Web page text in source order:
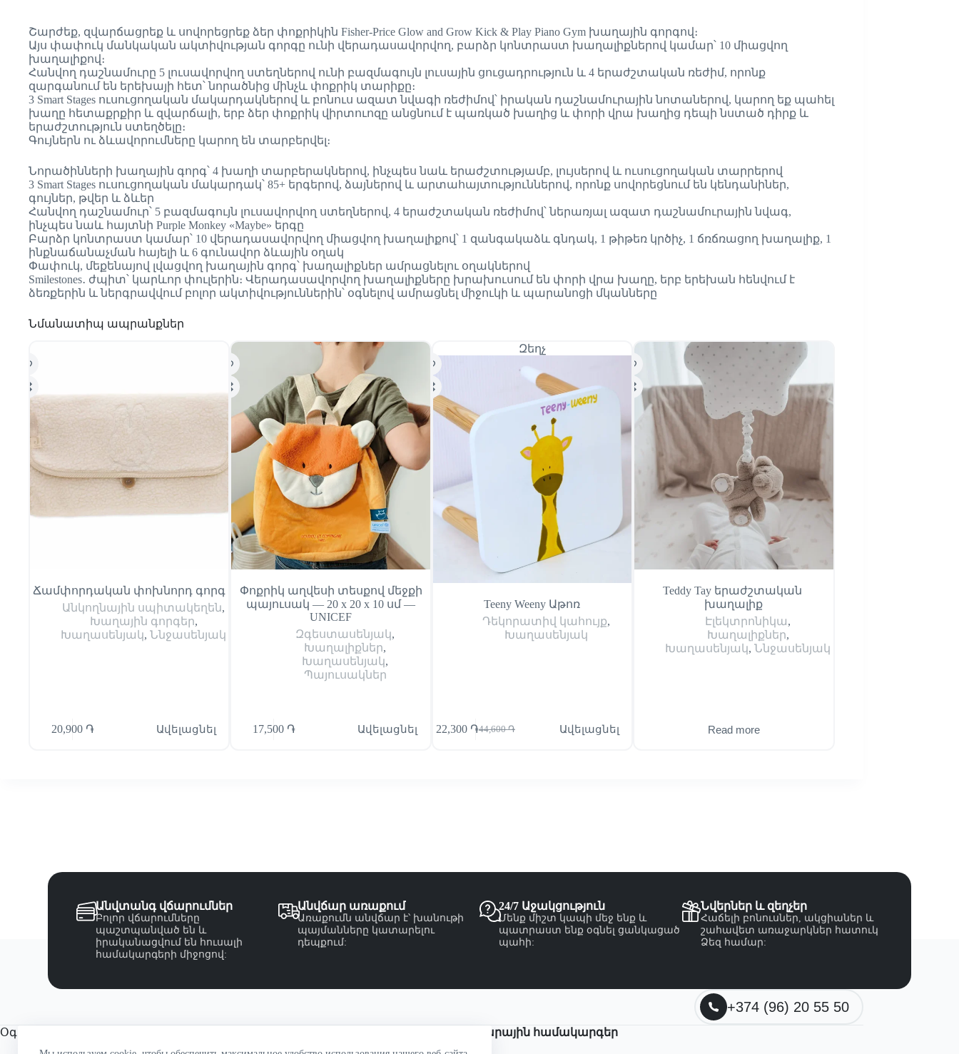
Շարժեք, զվարճացրեք և սովորեցրեք ձեր փոքրիկին Fisher-Price Glow and Grow Kick & Play Piano Gym խաղային գորգով։
Այս փափուկ մանկական ակտիվության գորգը ունի վերադասավորվող, բարձր կոնտրաստ խաղալիքներով կամար՝ 10 միացվող
խաղալիքով։
Հանվող դաշնամուրը 5 լուսավորվող ստեղներով ունի բազմագույն լուսային ցուցադրություն և 4 երաժշտական ռեժիմ, որոնք
զարգանում են երեխայի հետ՝ նորածնից մինչև փոքրիկ տարիքը։
3 Smart Stages ուսուցողական մակարդակներով և բոնուս ազատ նվագի ռեժիմով՝ իրական դաշնամուրային նոտաներով, կարող եք պահել
խաղը հետաքրքիր և զվարճալի, երբ ձեր փոքրիկ վիրտուոզը անցնում է պառկած խաղից և փորի վրա խաղից դեպի նստած դիրք և
երաժշտություն ստեղծելը։
Գույներն ու ձևավորումները կարող են տարբերվել։
Նորածինների խաղային գորգ՝ 4 խաղի տարբերակներով, ինչպես նաև երաժշտությամբ, լույսերով և ուսուցողական տարրերով
3 Smart Stages ուսուցողական մակարդակ՝ 85+ երգերով, ձայներով և արտահայտություններով, որոնք սովորեցնում են կենդանիներ,
գույներ, թվեր և ձևեր
Հանվող դաշնամուր՝ 5 բազմագույն լուսավորվող ստեղներով, 4 երաժշտական ռեժիմով՝ ներառյալ ազատ դաշնամուրային նվագ,
ինչպես նաև հայտնի Purple Monkey «Maybe» երգը
Բարձր կոնտրաստ կամար՝ 10 վերադասավորվող միացվող խաղալիքով՝ 1 զանգակաձև գնդակ, 1 թիթեռ կրծիչ, 1 ճռճռացող խաղալիք, 1
ինքնաճանաչման հայելի և 6 գունավոր ձևային օղակ
Փափուկ, մեքենայով լվացվող խաղային գորգ՝ խաղալիքներ ամրացնելու օղակներով
Smilestones․ ժպիտ՝ կարևոր փուլերին։ Վերադասավորվող խաղալիքները խրախուսում են փորի վրա խաղը, երբ երեխան հենվում է
ձեռքերին և ներգրավվում բոլոր ակտիվություններին՝ օգնելով ամրացնել միջուկի և պարանոցի մկանները
Նմանատիպ ապրանքներ
Ճամփորդական փոխնորդ գորգ
Անկողնային սպիտակեղեն,
Խաղային գորգեր,
Խաղասենյակ,Ննջասենյակ
20,900 ֏ Ավելացնել
Փոքրիկ աղվեսի տեսքով մեջքի
պայուսակ — 20 x 20 x 10 սմ —
UNICEF
Զգեստասենյակ,
Խաղալիքներ,
Խաղասենյակ,
Պայուսակներ
17,500 ֏ Ավելացնել
Զեղչ
Teeny Weeny Աթոռ
Դեկորատիվ կահույք,
Խաղասենյակ
44,600֏
22,300 ֏ Ավելացնել
Teddy Tay երաժշտական ​​
խաղալիք
Էլեկտրոնիկա,
Խաղալիքներ,
Խաղասենյակ,Ննջասենյակ
Read more
Անվտանգ վճարումներ
Բոլոր վճարումները
պաշտպանված են և
իրականացվում են հուսալի
համակարգերի միջոցով:
Անվճար առաքում
Առաքումն անվճար է՝ խանութի
պայմանները կատարելու
դեպքում:
24/7 Աջակցություն
Մենք միշտ կապի մեջ ենք և
պատրաստ ենք օգնել ցանկացած
պահի:
Նվերներ և զեղչեր
Հաճելի բոնուսներ, ակցիաներ և
շահավետ առաջարկներ հատուկ
Ձեզ համար:
+374 (96) 20 55 50
Օգտակար հղումներ
Վճարային համակարգեր